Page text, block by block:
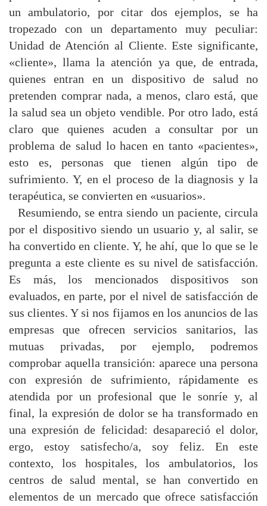
un ambulatorio, por citar dos ejemplos, se ha
tropezado con un departamento muy peculiar:
Unidad de Atención al Cliente. Este significante,
«cliente», llama la atención ya que, de entrada,
quienes entran en un dispositivo de salud no
pretenden comprar nada, a menos, claro está, que
la salud sea un objeto vendible. Por otro lado, está
claro que quienes acuden a consultar por un
problema de salud lo hacen en tanto «pacientes»,
esto es, personas que tienen algún tipo de
sufrimiento. Y, en el proceso de la diagnosis y la
terapéutica, se convierten en «usuarios».
Resumiendo, se entra siendo un paciente, circula
por el dispositivo siendo un usuario y, al salir, se
ha convertido en cliente. Y, he ahí, que lo que se le
pregunta a este cliente es su nivel de satisfacción.
Es más, los mencionados dispositivos son
evaluados, en parte, por el nivel de satisfacción de
sus clientes. Y si nos fijamos en los anuncios de las
empresas que ofrecen servicios sanitarios, las
mutuas privadas, por ejemplo, podremos
comprobar aquella transición: aparece una persona
con expresión de sufrimiento, rápidamente es
atendida por un profesional que le sonríe y, al
final, la expresión de dolor se ha transformado en
una expresión de felicidad: desapareció el dolor,
ergo, estoy satisfecho/a, soy feliz. En este
contexto, los hospitales, los ambulatorios, los
centros de salud mental, se han convertido en
elementos de un mercado que ofrece satisfacción